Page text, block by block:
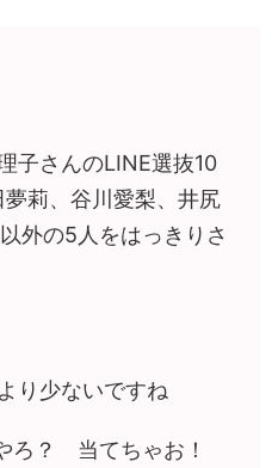
子さんのLINE選抜10
莉、谷川愛梨、井尻
外の5人をはっきりさ
り少ないですね
ろ？ 当てちゃお！